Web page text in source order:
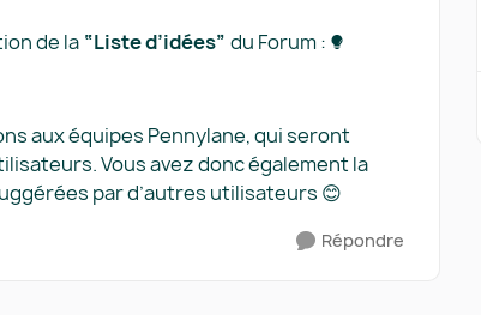
de la “Liste d’idées” du Forum :
aux équipes Pennylane, qui seront
Vous avez donc également la
par d’autres utilisateurs 😊
Répondre